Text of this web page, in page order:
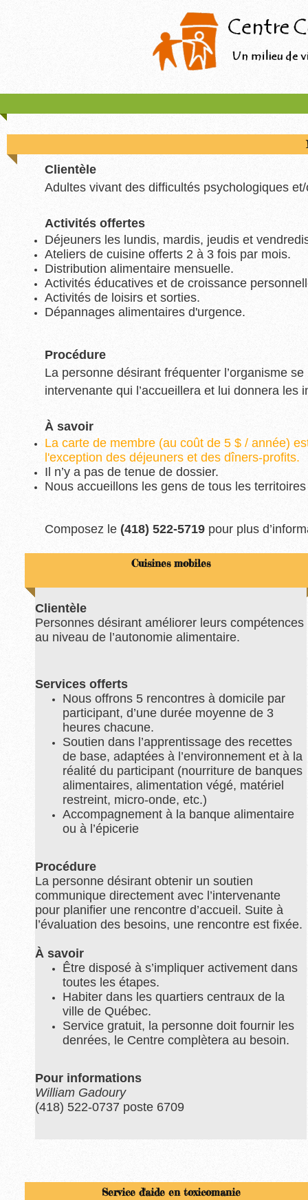
Clientèle
Adultes vivant des difficultés psychologiques
Activités offertes
Déjeuners les lundis, mardis, jeudis et
Ateliers de cuisine offerts 2 à 3 fois par mois.
Distribution alimentaire mensuelle.
Activités éducatives et de croissance
Activités de loisirs et sorties.
Dépannages alimentaires d'urgence.
Procédure
La personne désirant fréquenter l’organisme
intervenante qui l’accueillera et lui donnera les
À savoir
La carte de membre (au coût de 5 $ / année)
l'exception des déjeuners et des dîners-profits.
Il n’y a pas de tenue de dossier.
Nous accueillons les gens de tous les
Composez le (418) 522-5719 pour plus
Cuisines mobiles
Clientèle
Personnes désirant améliorer leurs compétences
au niveau de l’autonomie alimentaire.
Services offerts
Nous offrons 5 rencontres à domicile par
participant, d’une durée moyenne de 3
heures chacune.
Soutien dans l’apprentissage des recettes
de base, adaptées à l’environnement et à la
réalité du participant (nourriture de banques
alimentaires, alimentation végé, matériel
restreint, micro-onde, etc.)
Accompagnement à la banque alimentaire
ou à l’épicerie
Procédure
La personne désirant obtenir un soutien
communique directement avec l’intervenante
pour planifier une rencontre d’accueil. Suite à
l’évaluation des besoins, une rencontre est fixée.
À savoir
Être disposé à s’impliquer activement dans
toutes les étapes.
Habiter dans les quartiers centraux de la
ville de Québec.
Service gratuit, la personne doit fournir les
denrées, le Centre complètera au besoin.
Pour informations
William Gadoury
(418) 522-0737 poste 6709
Service d'aide en toxicomanie